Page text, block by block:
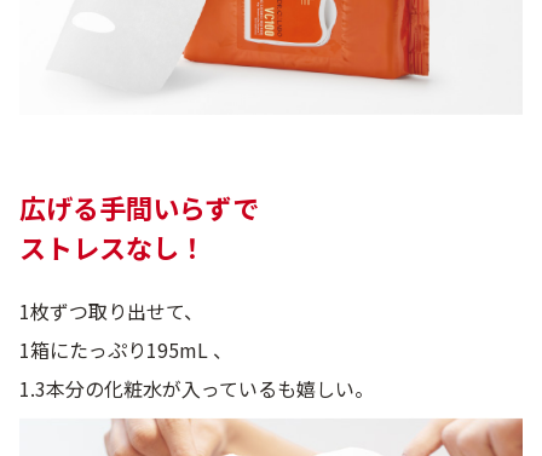
広げる手間いらずで
ストレスなし！
1枚ずつ取り出せて、
1箱にたっぷり195mL 、
1.3本分の化粧水が入っているも嬉しい。